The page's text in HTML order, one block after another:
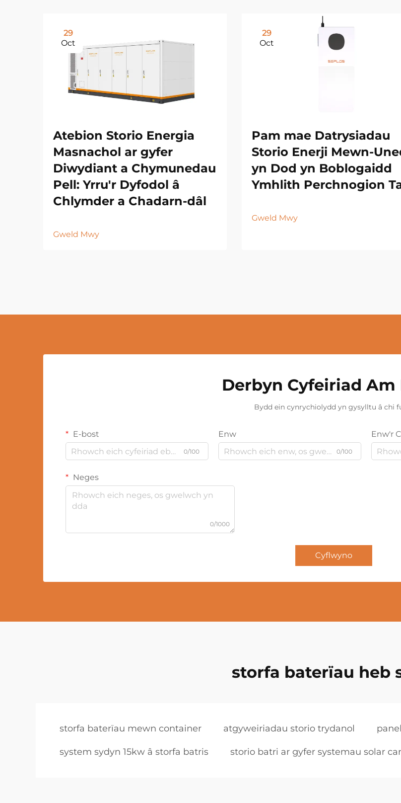
29
Oct
Atebion Storio Energia
Masnachol ar gyfer
Diwydiant a Chymunedau
Pell: Yrru'r Dyfodol â
Chlymder a Chadarn-dâl
Gweld Mwy
29
Oct
Pam mae Datrysiadau
Storio Enerji Mewn-
yn Dod yn Boblogaidd
Ymhlith Perchnogion
Gweld Mwy
Derbyn Cyfeiriad Am
Bydd ein cynrychiolydd yn gysylltu â chi
E-bost
0/100
Enw
0/100
Enw'r
Neges
0/1000
Cyflwyno
storfa baterïau heb
storfa baterïau mewn container atgyweiriadau storio trydanol
system sydyn 15kw â storfa batris storio batri ar gyfer systemau solar